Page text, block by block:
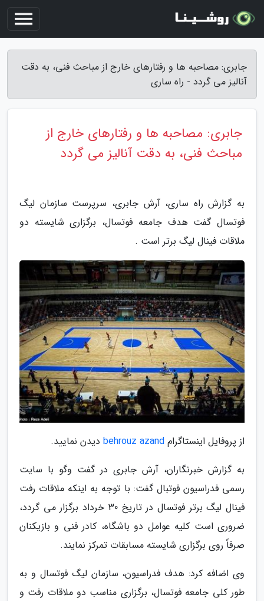
جابری: مصاحبه ها و رفتارهای خارج از مباحث فنی، به دقت
آنالیز می گردد - راه ساری
جابری: مصاحبه ها و رفتارهای خارج از
مباحث فنی، به دقت آنالیز می گردد
به گزارش راه ساری، آرش جابری، سرپرست سازمان لیگ
فوتسال گفت هدف جامعه فوتسال، برگزاری شایسته دو
ملاقات فینال لیگ برتر است .
از پروفایل اینستاگرام behrouz azand دیدن نمایید.
به گزارش خبرنگاران، آرش جابری در گفت وگو با سایت
رسمی فدراسیون فوتبال گفت: با توجه به اینکه ملاقات رفت
فینال لیگ برتر فوتسال در تاریخ 30 خرداد برگزار می گردد،
ضروری است کلیه عوامل دو باشگاه، کادر فنی و بازیکنان
صرفاً روی برگزاری شایسته مسابقات تمرکز نمایند.
وی اضافه کرد: هدف فدراسیون، سازمان لیگ فوتسال و به
طور کلی جامعه فوتسال، برگزاری مناسب دو ملاقات رفت و